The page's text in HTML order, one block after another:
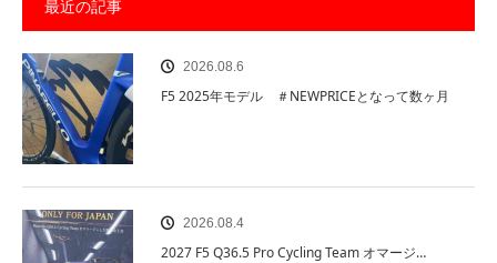
最近の記事
2026.08.6
F5 2025年モデル ＃NEWPRICEとなって数ヶ月
2026.08.4
2027 F5 Q36.5 Pro Cycling Team オマージ…